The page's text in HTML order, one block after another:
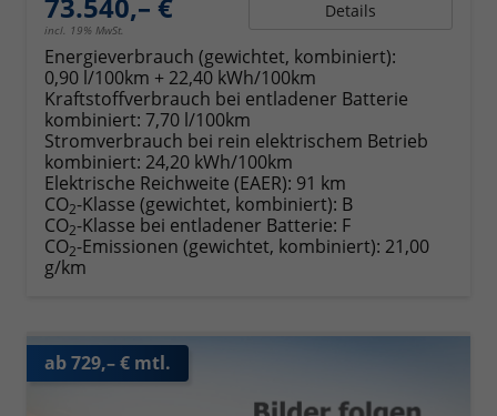
incl. 19% MwSt.
Details
Energieverbrauch (gewichtet, kombiniert):
0,90 l/100km + 22,40 kWh/100km
Kraftstoffverbrauch bei entladener Batterie
kombiniert: 7,70 l/100km
Stromverbrauch bei rein elektrischem Betrieb
kombiniert: 24,20 kWh/100km
Elektrische Reichweite (EAER): 91 km
CO2-Klasse (gewichtet, kombiniert): B
CO2-Klasse bei entladener Batterie: F
CO2-Emissionen (gewichtet, kombiniert): 21,00
g/km
ab 729,– € mtl.